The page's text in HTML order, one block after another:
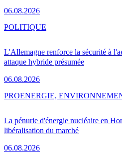
06.08.2026
L'Allemagne renforce la sécurité à
attaque hybride présumée
06.08.2026
POLITIQUE
La pénurie d'énergie nucléaire en
libéralisation du marché
06.08.2026
PROENERGIE,